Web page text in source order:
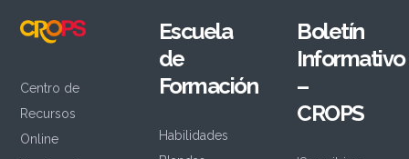
Centro de
Recursos
Online
Escuela
de
Formación
Habilidades
Boletín
Informativo
–
CROPS